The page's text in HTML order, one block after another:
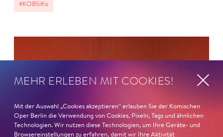
#KOBSiKo
MEHR ERLEBEN MIT COOKIES!
Mit der Auswahl „Cookies akzeptieren“ erlauben Sie der Komischen
Oper Berlin die Verwendung von Cookies, Pixeln, Tags und ähnlichen
Technologien. Wir nutzen diese Technologien, um Ihre Geräte- und
Browsereinstellungen zu erfahren, damit wir Ihre Aktivität